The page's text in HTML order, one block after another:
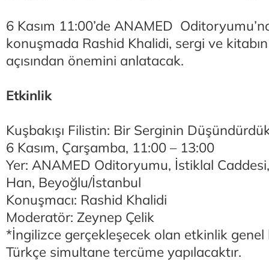
6 Kasım 11:00’de ANAMED
konuşmada Rashid Khalidi, sergi ve
açısından önemini anlatacak.
Etkinlik
Kuşbakışı Filistin: Bir Serginin
6 Kasım, Çarşamba, 11:00 – 13:00
Yer: ANAMED Oditoryumu, İstiklal
Han, Beyoğlu/İstanbul
Konuşmacı: Rashid Khalidi
Moderatör: Zeynep Çelik
*İngilizce gerçekleşecek olan etkinlik genel
Türkçe simultane tercüme yapılacaktır.